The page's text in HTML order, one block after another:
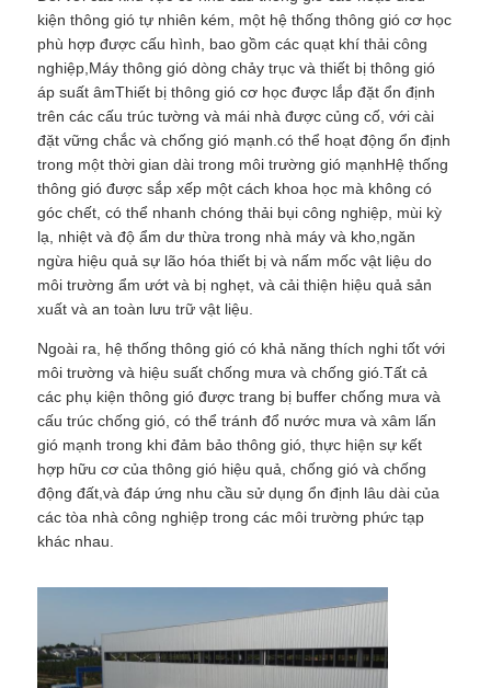
kiện thông gió tự nhiên kém, một hệ thống thông gió cơ học
phù hợp được cấu hình, bao gồm các quạt khí thải công
nghiệp,Máy thông gió dòng chảy trục và thiết bị thông gió
áp suất âmThiết bị thông gió cơ học được lắp đặt ổn định
trên các cấu trúc tường và mái nhà được củng cố, với cài
đặt vững chắc và chống gió mạnh.có thể hoạt động ổn định
trong một thời gian dài trong môi trường gió mạnhHệ thống
thông gió được sắp xếp một cách khoa học mà không có
góc chết, có thể nhanh chóng thải bụi công nghiệp, mùi kỳ
lạ, nhiệt và độ ẩm dư thừa trong nhà máy và kho,ngăn
ngừa hiệu quả sự lão hóa thiết bị và nấm mốc vật liệu do
môi trường ẩm ướt và bị nghẹt, và cải thiện hiệu quả sản
xuất và an toàn lưu trữ vật liệu.
Ngoài ra, hệ thống thông gió có khả năng thích nghi tốt với
môi trường và hiệu suất chống mưa và chống gió.Tất cả
các phụ kiện thông gió được trang bị buffer chống mưa và
cấu trúc chống gió, có thể tránh đổ nước mưa và xâm lấn
gió mạnh trong khi đảm bảo thông gió, thực hiện sự kết
hợp hữu cơ của thông gió hiệu quả, chống gió và chống
động đất,và đáp ứng nhu cầu sử dụng ổn định lâu dài của
các tòa nhà công nghiệp trong các môi trường phức tạp
khác nhau.